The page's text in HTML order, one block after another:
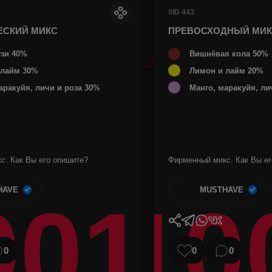
МИКС
40%
30%
личи и роза 30%
Как Вы его опишите?
0
#ID 443
ПРЕВОСХОДНЫЙ
Вишнёвая кола 50%
Лимон и лайм 20%
Манго, маракуйя,
Фирменный микс. Как Вы
MUSTHAVE
0 0